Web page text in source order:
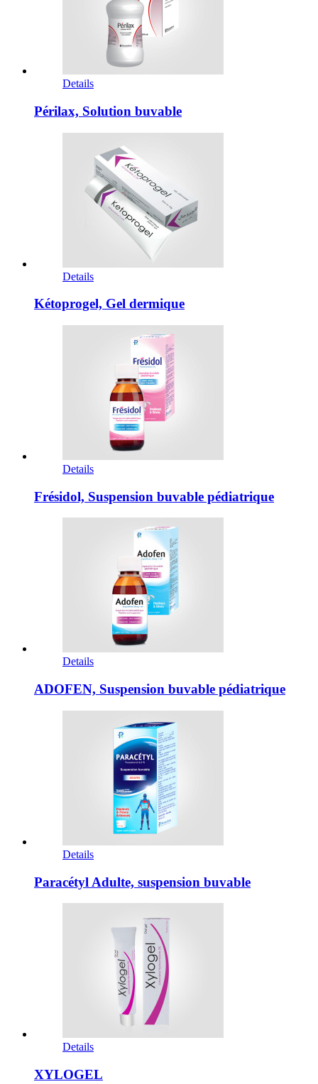
Details
Périlax, Solution buvable
Details
Kétoprogel, Gel dermique
Details
Frésidol, Suspension buvable pédiatrique
Details
ADOFEN, Suspension buvable pédiatrique
Details
Paracétyl Adulte, suspension buvable
Details
XYLOGEL